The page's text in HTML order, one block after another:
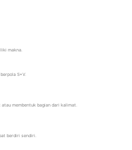
makna.
S+V.
membentuk bagian dari kalimat.
berdiri sendiri.